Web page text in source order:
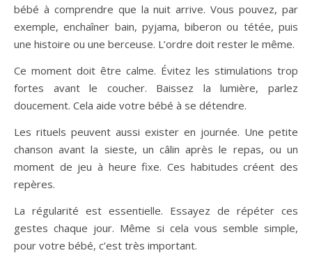
bébé à comprendre que la nuit arrive. Vous pouvez, par
exemple, enchaîner bain, pyjama, biberon ou tétée, puis
une histoire ou une berceuse. L’ordre doit rester le même.
Ce moment doit être calme. Évitez les stimulations trop
fortes avant le coucher. Baissez la lumière, parlez
doucement. Cela aide votre bébé à se détendre.
Les rituels peuvent aussi exister en journée. Une petite
chanson avant la sieste, un câlin après le repas, ou un
moment de jeu à heure fixe. Ces habitudes créent des
repères.
La régularité est essentielle. Essayez de répéter ces
gestes chaque jour. Même si cela vous semble simple,
pour votre bébé, c’est très important.